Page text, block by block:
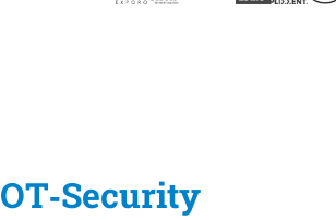
OT‑Security